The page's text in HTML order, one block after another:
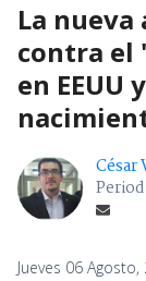
La
contra el
en EEUU
César
Jueves 06